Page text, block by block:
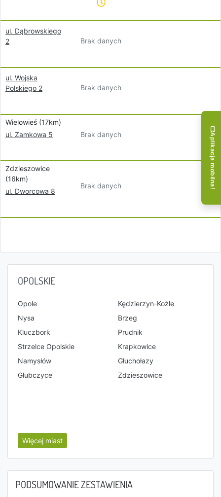
ul. Dąbrowskiego
2
Brak danych
ul. Wojska
Polskiego 2
Brak danych
Wielowieś (17km)
ul. Zamkowa 5
Brak danych
Zdzieszowice
(16km)
ul. Dworcowa 8
Brak danych
OPOLSKIE
Opole
Kędzierzyn-Koźle
Nysa
Brzeg
Kluczbork
Prudnik
Strzelce Opolskie
Krapkowice
Namysłów
Głuchołazy
Głubczyce
Zdzieszowice
Więcej miast
PODSUMOWANIE ZESTAWIENIA
Aplikacja mobilna!